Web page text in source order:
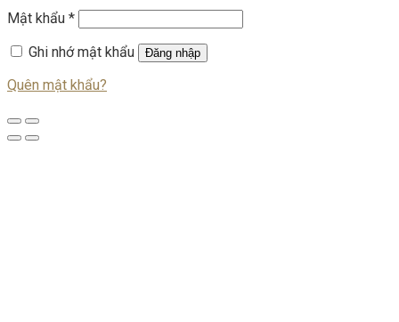
Mật khẩu *
Ghi nhớ mật khẩu
Đăng nhập
Quên mật khẩu?